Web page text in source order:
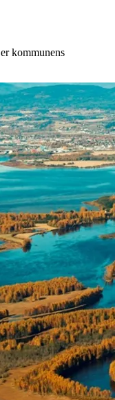
kommunens